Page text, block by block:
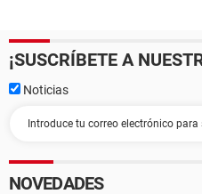
¡SUSCRÍBETE A
Noticias
NOVEDADES